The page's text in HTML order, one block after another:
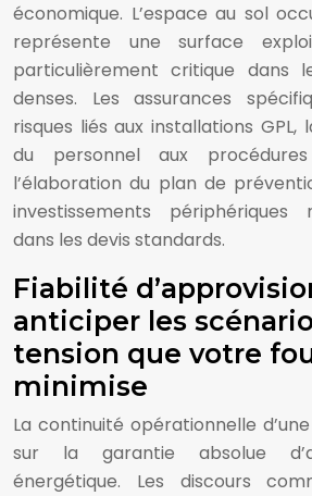
économique. L’espace au sol
représente une surface
particulièrement critique dans
denses. Les assurances
risques liés aux installations
du personnel aux
l’élaboration du plan de
investissements
dans les devis standards.
Fiabilité
anticiper les
tension que votre
minimise
La continuité opérationnelle
sur la garantie absolue
énergétique. Les discours